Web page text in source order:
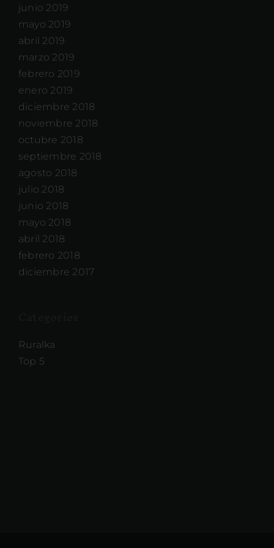
junio 2019
mayo 2019
abril 2019
marzo 2019
febrero 2019
enero 2019
diciembre 2018
noviembre 2018
octubre 2018
septiembre 2018
agosto 2018
julio 2018
junio 2018
mayo 2018
abril 2018
febrero 2018
diciembre 2017
Ruralka
Top 5